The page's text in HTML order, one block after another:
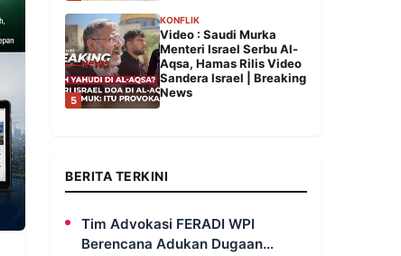
5
KONFLIK
Video : Saudi Murka
Menteri Israel Serbu Al-
Aqsa, Hamas Rilis Video
Sandera Israel | Breaking
News
BERITA TERKINI
Tim Advokasi FERADI WPI
Berencana Adukan Dugaan